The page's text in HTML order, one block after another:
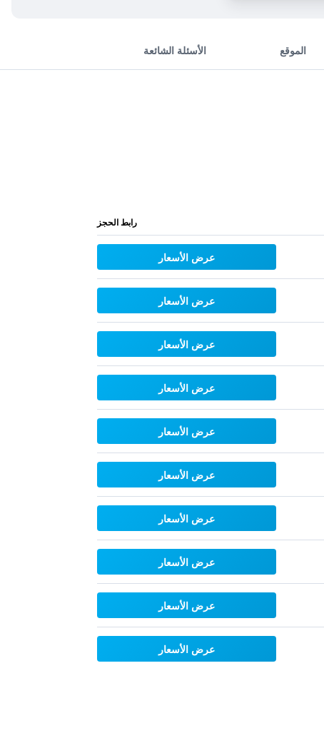
الموقع الأسئلة الشائعة
رابط الحجز
عرض الأسعار
عرض الأسعار
عرض الأسعار
عرض الأسعار
عرض الأسعار
عرض الأسعار
عرض الأسعار
عرض الأسعار
عرض الأسعار
عرض الأسعار